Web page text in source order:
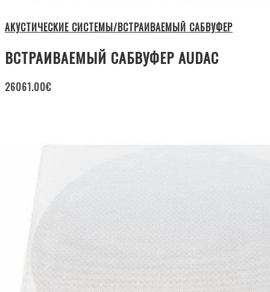
АКУСТИЧЕСКИЕ СИСТЕМЫ/ВСТРАИВАЕМЫЙ САБВУФЕР
ВСТРАИВАЕМЫЙ САБВУФЕР AUDAC
26061.00€